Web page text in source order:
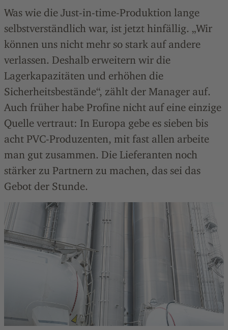
Was wie die Just-in-time-Produktion lange
selbstverständlich war, ist jetzt hinfällig. „Wir
können uns nicht mehr so stark auf andere
verlassen. Deshalb erweitern wir die
Lagerkapazitäten und erhöhen die
Sicherheitsbestände“, zählt der Manager auf.
Auch früher habe Profine nicht auf eine einzige
Quelle vertraut: In Europa gebe es sieben bis
acht PVC-Produzenten, mit fast allen arbeite
man gut zusammen. Die Lieferanten noch
stärker zu Partnern zu machen, das sei das
Gebot der Stunde.